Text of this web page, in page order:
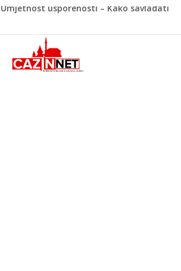
Umjetnost usporenosti – Kako savladati
Maloljetnik u policijskoj stanici napao
policajca i oštetio vrata
Razmišljate koji automobil kupiti? Nova
Honda Civic dobila odlične ocjene